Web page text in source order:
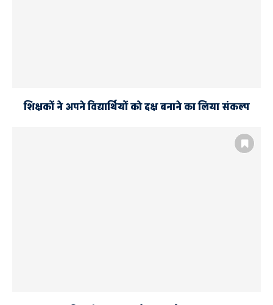
शिक्षकों ने अपने विद्यार्थियों को दक्ष बनाने का लिया संकल्प